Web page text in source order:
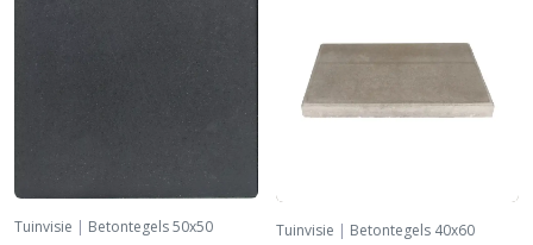
Tuinvisie | Betontegels 50x50 Tuinvisie | Betontegels 40x60